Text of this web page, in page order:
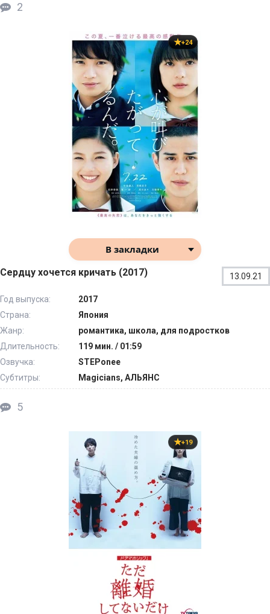
2
+24
В закладки
Сердцу хочется кричать (2017) 13.09.21
Год выпуска:
2017
Страна:
Япония
Жанр:
романтика, школа, для подростков
Длительность:
119 мин. / 01:59
Озвучка:
STEPonee
Субтитры:
Magicians, АЛЬЯНС
5
+19